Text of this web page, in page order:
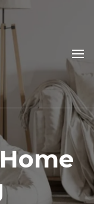
e Corsi